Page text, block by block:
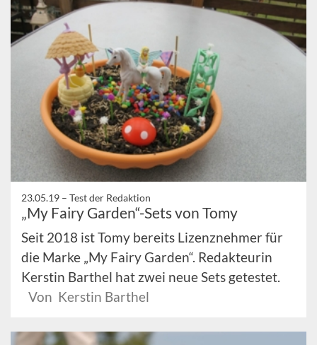
23.05.19 – Test der Redaktion
„My Fairy Garden“-Sets von Tomy
Seit 2018 ist Tomy bereits Lizenznehmer für
die Marke „My Fairy Garden“. Redakteurin
Kerstin Barthel hat zwei neue Sets getestet.
Von Kerstin Barthel